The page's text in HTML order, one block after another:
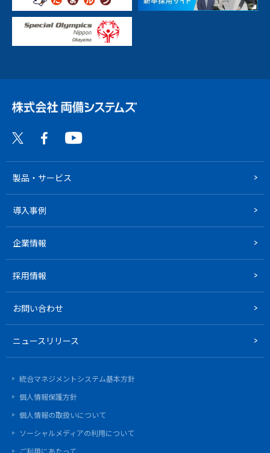
製品・サービス
導入事例
企業情報
採用情報
お問い合わせ
ニュースリリース
統合マネジメントシステム基本方針
個人情報保護方針
個人情報の取扱いについて
ソーシャルメディアの利用について
ご利用にあたって